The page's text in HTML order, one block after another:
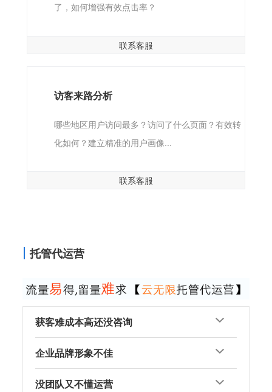
了，如何增强有效点击率？
联系客服
访客来路分析
哪些地区用户访问最多？访问了什么页面？有效转
化如何？建立精准的用户画像...
联系客服
托管代运营
获客难成本高还没咨询
企业品牌形象不佳
没团队又不懂运营